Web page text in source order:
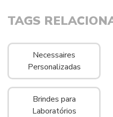
TAGS
Necessaires
Personalizadas
Brindes para
Laboratórios